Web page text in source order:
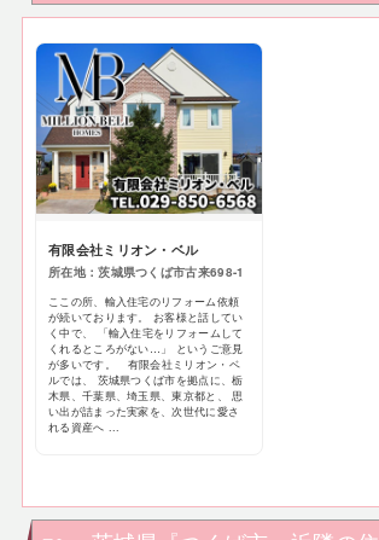
有限会社ミリオン・ベル
所在地：茨城県つくば市古来698-1
ここの所、輸入住宅のリフォーム依頼
が続いております。 お客様と話してい
く中で、 「輸入住宅をリフォームして
くれるところがない…」 というご意見
が多いです。 有限会社ミリオン・ベ
ルでは、 茨城県つくば市を拠点に、栃
木県、千葉県、埼玉県、東京都と、 思
い出が詰まった実家を、次世代に愛さ
れる資産へ ...